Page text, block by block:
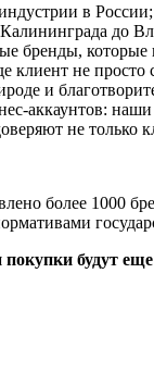
в России;
до
бренды,
клиент не
и
аккаунтов:
не только
более 1000
будут еще